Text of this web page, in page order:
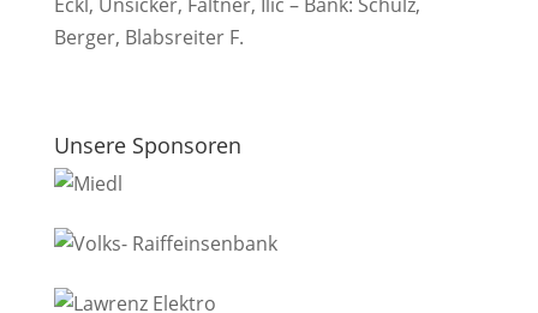
Berger, Blabsreiter F.
Unsere Sponsoren